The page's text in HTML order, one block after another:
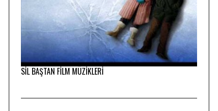
SİL BAŞTAN FİLM MÜZİKLERİ